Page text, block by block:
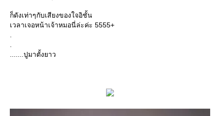
ก็ดังเท่าๆกับเสียงของใจอิชั้น
เวลาเจอหน้าเจ้าหมอนี่ล่ะค่ะ 5555+
.......ปูมาตั้งยาว